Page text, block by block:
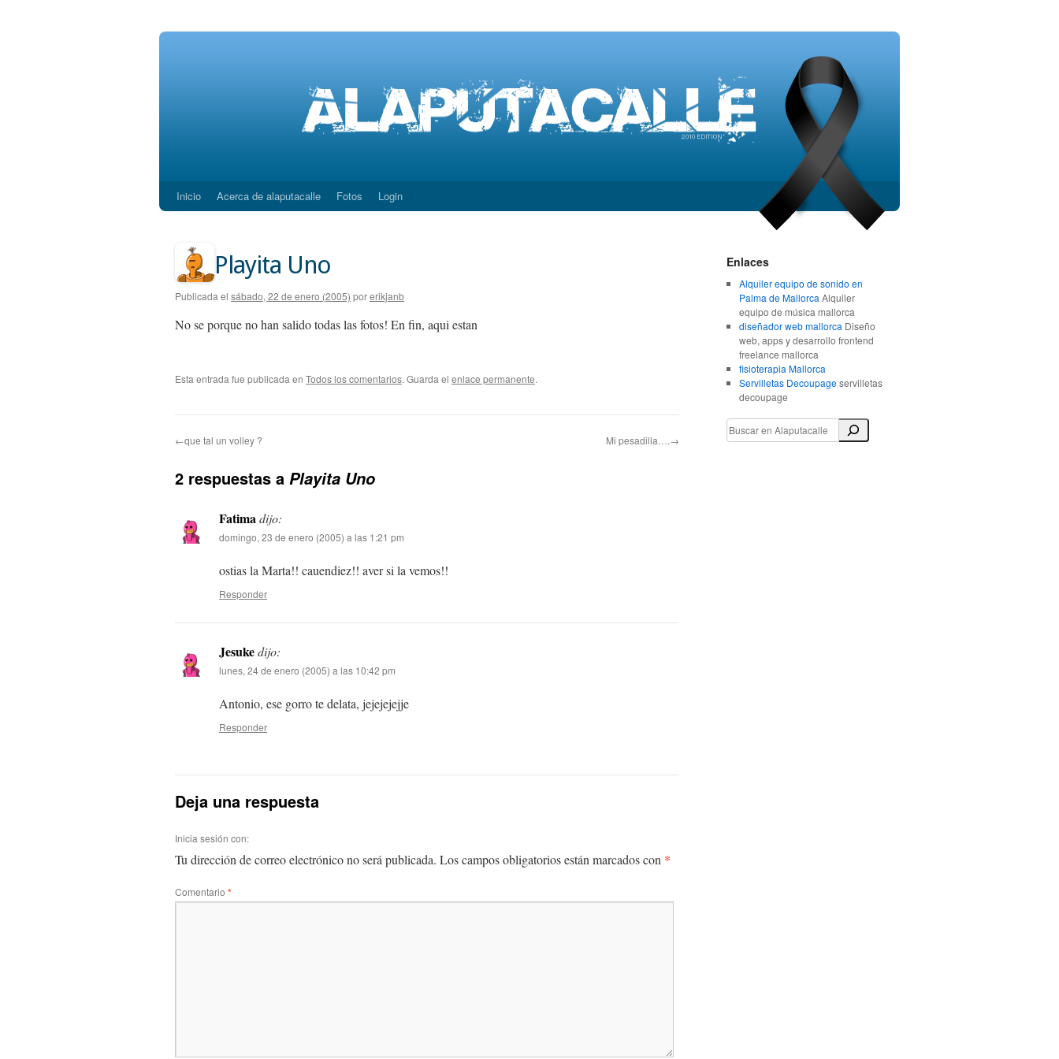
Saltar
contenido
Inicio Acerca de alaputacalle Fotos Login
Playita Uno
Publicada el sábado, 22 de enero (2005) porerikjanb
No se porque no han salido todas las fotos! En fin, aqui estan
Esta entrada fue publicada en Todos los comentarios. Guarda el enlace permanente.
←que tal un volley ? Mi pesadilla….→
2 respuestas a Playita Uno
Fatimadijo:
domingo, 23 de enero (2005) a las 1:21 pm
ostias la Marta!! cauendiez!! aver si la vemos!!
Responder
Jesukedijo:
lunes, 24 de enero (2005) a las 10:42 pm
Antonio, ese gorro te delata, jejejejejje
Responder
Deja una respuesta
Inicia sesión con:
Tu dirección de correo electrónico no será publicada. Los campos obligatorios están marcados con *
Comentario *
Enlaces
Alquiler equipo de sonido en
Palma de Mallorca Alquiler
equipo de música mallorca
diseñador web mallorca Diseño
web, apps y desarrollo frontend
freelance mallorca
fisioterapia Mallorca
Servilletas Decoupageservilletas
decoupage